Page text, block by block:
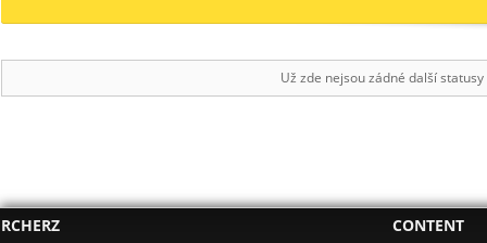
Už zde nejsou zádné další statusy
RCHERZ CONTENT